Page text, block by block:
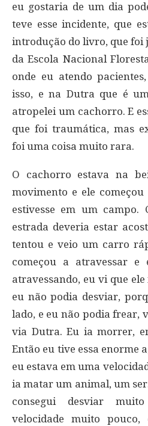
eu gostaria de um dia
teve esse incidente, que
introdução do livro, que foi
da Escola Nacional
onde eu atendo
isso, e na Dutra que é
atropelei um cachorro. E
que foi traumática, mas
foi uma coisa muito rara.
O cachorro estava na
movimento e ele
estivesse em um campo.
estrada deveria estar
tentou e veio um carro
começou a atravessar
atravessando, eu vi que
eu não podia desviar,
lado, e eu não podia frear,
via Dutra. Eu ia morrer,
Então eu tive essa enorme
eu estava em uma
ia matar um animal, um
consegui desviar
velocidade muito